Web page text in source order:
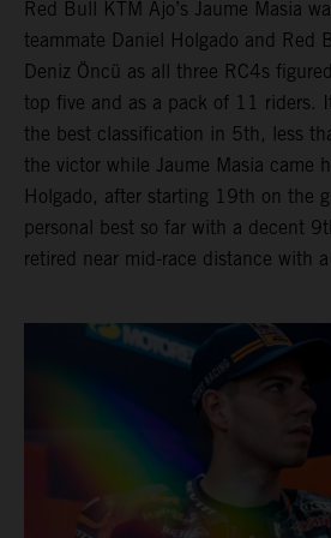
Red Bull KTM Ajo’s Jaume Masia
teammate Daniel Holgado and Red
Deniz Öncü as all three RC4s
top five and as a pack of 11 riders.
the best classification in 5th, less
the victor while Jaume Masia came
Holgado, after starting 19th on the
personal best so far with a decent
retired near mid-race distance with